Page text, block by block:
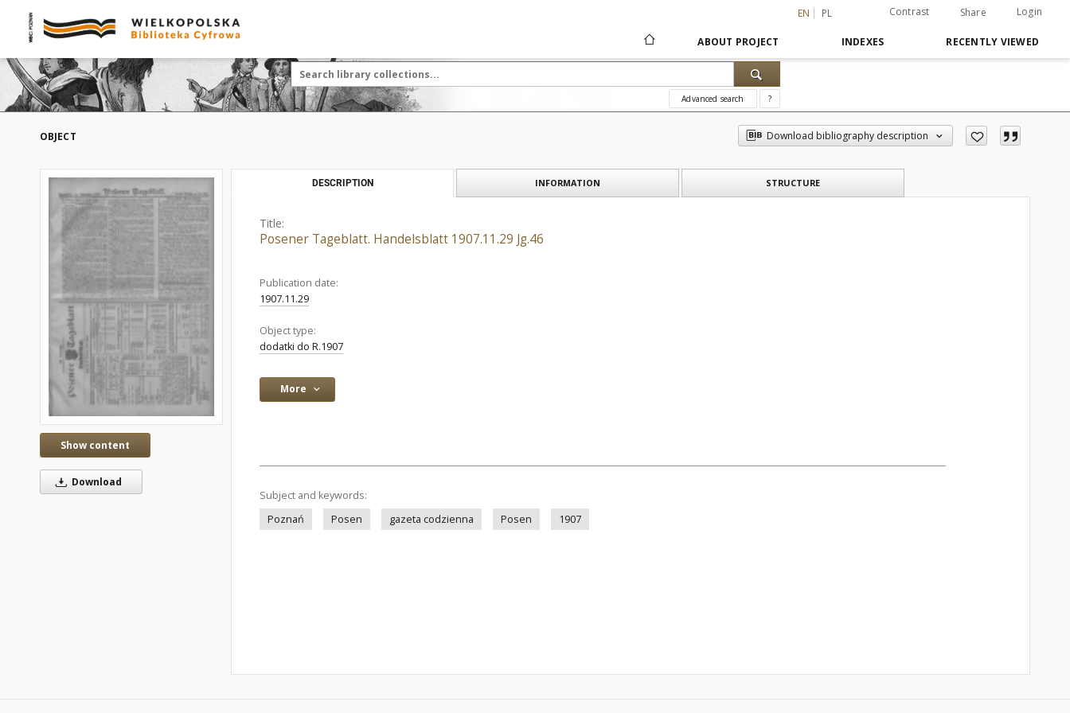
EN PL Contrast Share Login
ABOUT PROJECT INDEXES RECENTLY VIEWED
Advanced search ?
OBJECT Download bibliography description
Show content
Download
DESCRIPTION INFORMATION STRUCTURE
Title:
Posener Tageblatt. Handelsblatt 1907.11.29 Jg.46
Publication date:
1907.11.29
Object type:
dodatki do R.1907
More
Subject and keywords:
Poznań
Posen gazeta codzienna Posen 1907